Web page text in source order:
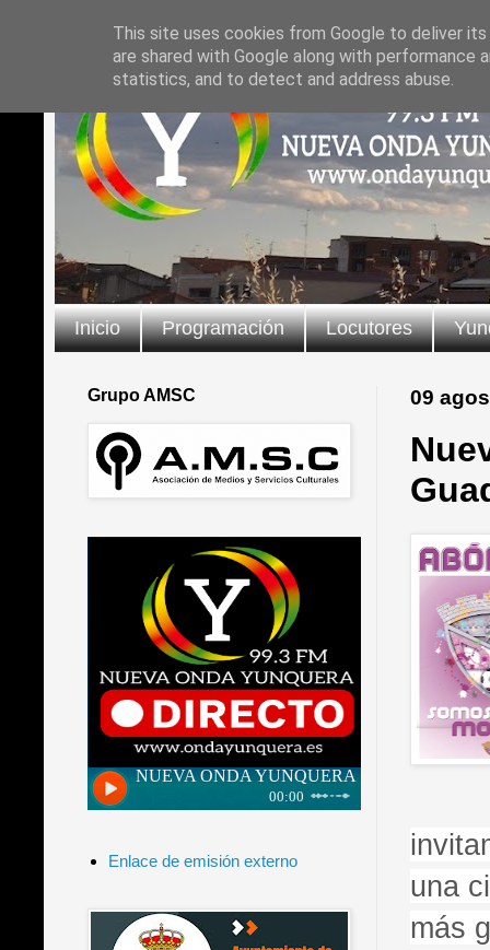
Inicio Programación Locutores
09
una
más
Grupo AMSC
Enlace de emisión externo
This site uses cookies from Google to deliver
are shared with Google along with
statistics, and to detect and address abuse.